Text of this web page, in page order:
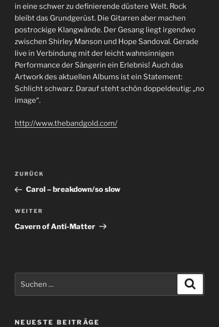
in eine schwer zu definierende düstere Welt. Rock
bleibt das Grundgerüst. Die Gitarren aber machen
postrockige Klangwände. Der Gesang liegt irgendwo
zwischen Shirley Manson und Hope Sandoval. Gerade
live in Verbindung mit der leicht wahnsinnigen
Performance der Sängerin ein Erlebnis! Auch das
Artwork des aktuellen Albums ist ein Statement:
Schlicht schwarz. Darauf steht schön doppeldeutig: „no
image“.
http://www.thebandgold.com/
Beitragsnavigation
Vorheriger
Beitrag
ZURÜCK
Carol – breakdown/so slow
Nächster
Beitrag
WEITER
Cavern of Anti-Matter
nach:
NEUESTE BEITRÄGE